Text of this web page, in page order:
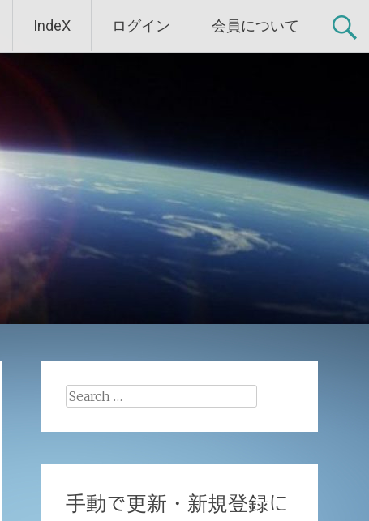
IndeX ログイン 会員について
Search
手動で更新・新規登録に